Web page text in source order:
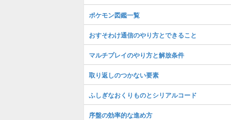
ポケモン図鑑一覧
おすそわけ通信のやり方とできること
マルチプレイのやり方と解放条件
取り返しのつかない要素
ふしぎなおくりものとシリアルコード
序盤の効率的な進め方